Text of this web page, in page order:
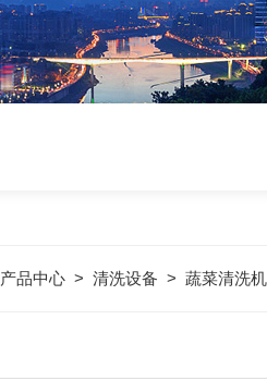
产品中心 > 清洗设备 > 蔬菜清洗机